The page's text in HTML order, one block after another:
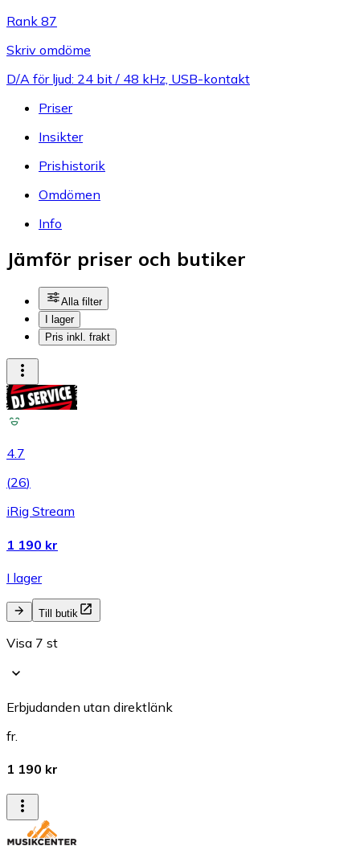
Rank 87
Skriv omdöme
D/A för ljud: 24 bit / 48 kHz, USB-kontakt
Priser
Insikter
Prishistorik
Omdömen
Info
Jämför priser och butiker
Alla filter
I lager
Pris inkl. frakt
4.7
(26)
iRig Stream
1 190 kr
I lager
Till butik
Visa 7 st
Erbjudanden utan direktlänk
fr.
1 190 kr